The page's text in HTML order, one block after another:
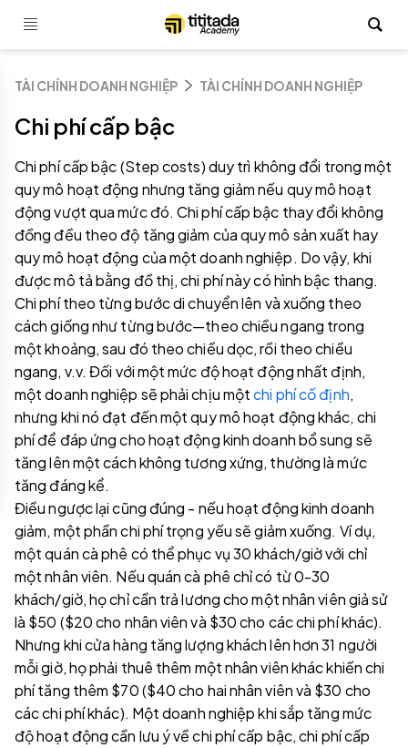
TÀI CHÍNH DOANH NGHIỆP TÀI CHÍNH DOANH NGHIỆP
Chi phí cấp bậc
Chi phí cấp bậc (Step costs) duy trì không đổi trong một
quy mô hoạt động nhưng tăng giảm nếu quy mô hoạt
động vượt qua mức đó. Chi phí cấp bậc thay đổi không
đồng đều theo độ tăng giảm của quy mô sản xuất hay
quy mô hoạt động của một doanh nghiệp. Do vậy, khi
được mô tả bằng đồ thị, chi phí này có hình bậc thang.
Chi phí theo từng bước di chuyển lên và xuống theo
cách giống như từng bước—theo chiều ngang trong
một khoảng, sau đó theo chiều dọc, rồi theo chiều
ngang, v.v. Đối với một mức độ hoạt động nhất định,
một doanh nghiệp sẽ phải chịu mộtchi phí cố định,
nhưng khi nó đạt đến một quy mô hoạt động khác, chi
phí để đáp ứng cho hoạt động kinh doanh bổ sung sẽ
tăng lên một cách không tương xứng, thường là mức
tăng đáng kể.
Điều ngược lại cũng đúng - nếu hoạt động kinh doanh
giảm, một phần chi phí trọng yếu sẽ giảm xuống. Ví dụ,
một quán cà phê có thể phục vụ 30 khách/giờ với chỉ
một nhân viên. Nếu quán cà phê chỉ có từ 0-30
khách/giờ, họ chỉ cần trả lương cho một nhân viên giả sử
là $50 ($20 cho nhân viên và $30 cho các chi phí khác).
Nhưng khi cửa hàng tăng lượng khách lên hơn 31 người
mỗi giờ, họ phải thuê thêm một nhân viên khác khiến chi
phí tăng thêm $70 ($40 cho hai nhân viên và $30 cho
các chi phí khác). Một doanh nghiệp khi sắp tăng mức
độ hoạt động cần lưu ý về chi phí cấp bậc, chi phí cấp